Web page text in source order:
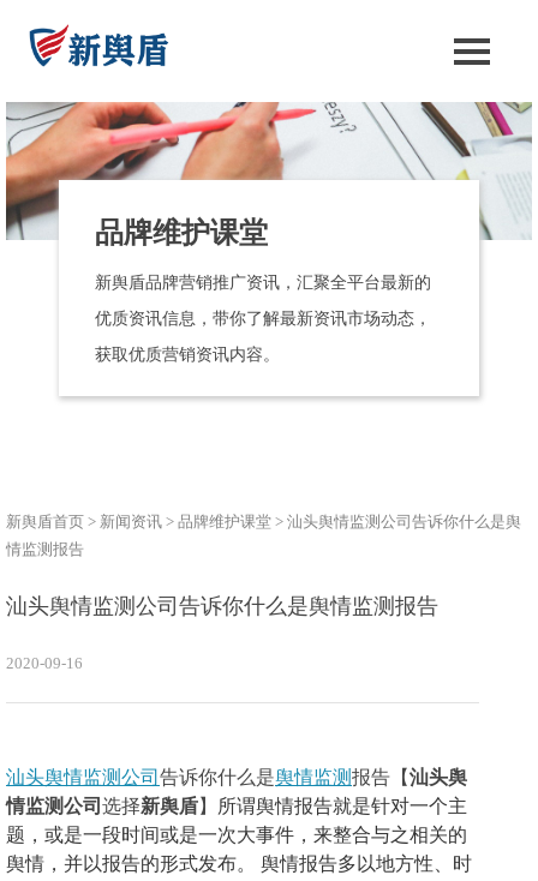
品牌维护课堂
新舆盾品牌营销推广资讯，汇聚全平台最新的
优质资讯信息，带你了解最新资讯市场动态，
获取优质营销资讯内容。
新舆盾首页 > 新闻资讯 > 品牌维护课堂 > 汕头舆情监测公司告诉你什么是舆
情监测报告
汕头舆情监测公司告诉你什么是舆情监测报告
2020-09-16
汕头舆情监测公司 告诉你什么是舆情监测报告 【汕头舆
情监测公司 选择新舆盾】
所谓舆情报告就是针对一个主
题，或是一段时间或是一次大事件，来整合与之相关的
舆情，并以报告的形式发布。
舆情报告多以地方性、时